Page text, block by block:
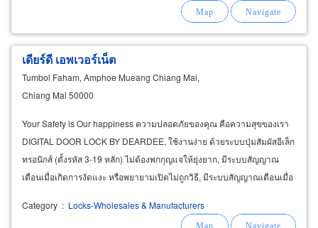
เดียร์ดี เอพเวอร์เน็ต
Tumbol Faham, Amphoe Mueang Chiang Mai,
Chiang Mai 50000
Your Safety is Our happiness ความปลอดภัยของคุณ คือความสุขของเรา
DIGITAL DOOR LOCK BY DEARDEE, ใช้งานง่าย ด้วยระบบปุ่มสัมผัสอีเล็ก
ทรอนิกส์ (ตั้งรหัส 3-19 หลัก) ไม่ต้องพกกุญแจให้ยุ่งยาก, มีระบบสัญญาณ
เตือนเมื่อเกิดการงัดแงะ หรือพยายามเปิดไม่ถูกวิธี, มีระบบสัญญาณเตือนเมื่อ
Category : Locks-Wholesales & Manufacturers